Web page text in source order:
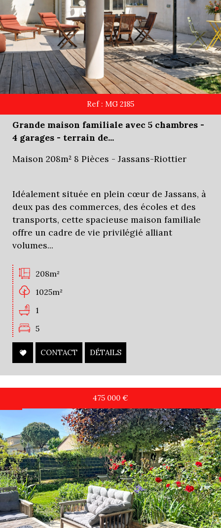
Ref : MG 2185
Grande maison familiale avec 5 chambres -
4 garages - terrain de...
Maison 208m² 8 Pièces - Jassans-Riottier
Idéalement située en plein cœur de Jassans, à
deux pas des commerces, des écoles et des
transports, cette spacieuse maison familiale
offre un cadre de vie privilégié alliant
volumes...
208m²
1025m²
1
5
CONTACT DÉTAILS
475 000 €